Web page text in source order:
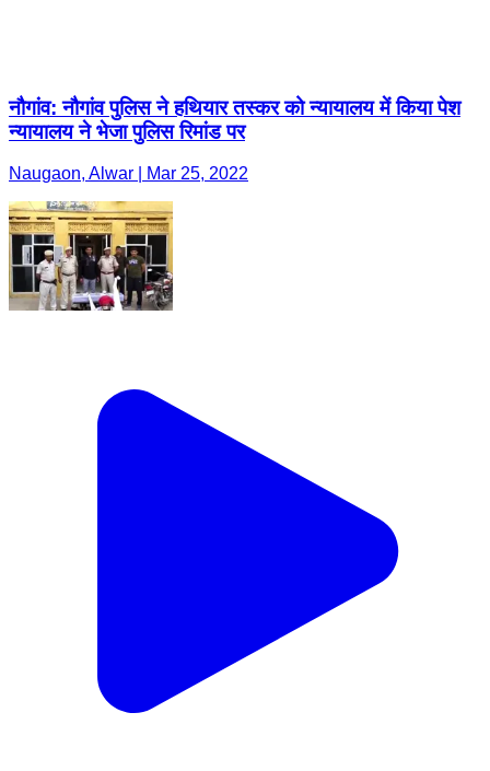
नौगांव: नौगांव पुलिस ने हथियार तस्कर को न्यायालय में किया पेश
न्यायालय ने भेजा पुलिस रिमांड पर
Naugaon, Alwar | Mar 25, 2022